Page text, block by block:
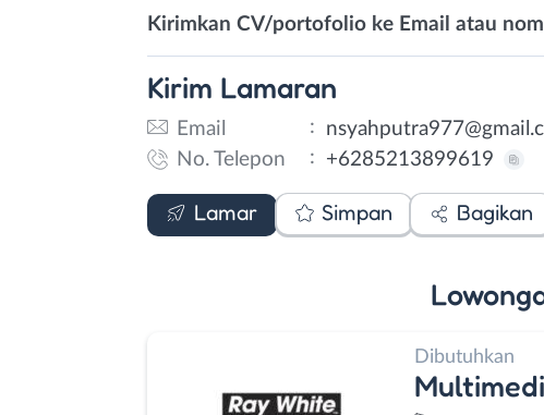
Kirimkan CV/portofolio ke Email atau
Kirim Lamaran
Email :
No. Telepon
: +6285213899619
Lamar
Email WhatsApp
Simpan Bagikan
Dibutuhkan